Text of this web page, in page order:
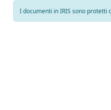
I documenti in IRIS sono protetti